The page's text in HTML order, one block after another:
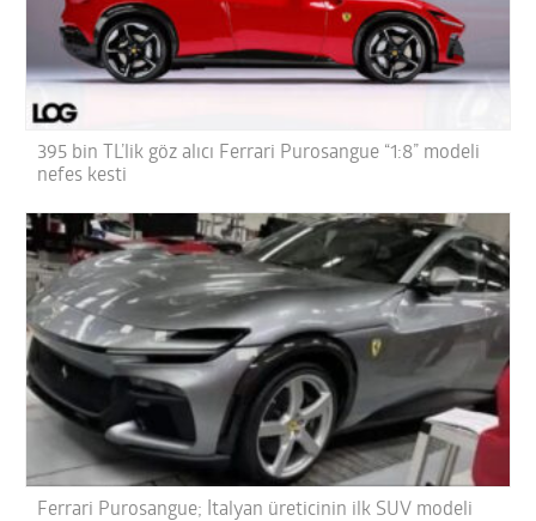
395 bin TL’lik göz alıcı Ferrari Purosangue “1:8” modeli
nefes kesti
Ferrari Purosangue; İtalyan üreticinin ilk SUV modeli